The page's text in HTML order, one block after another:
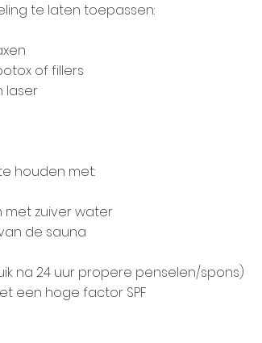
te laten toepassen:
of fillers
laser
houden met:
met zuiver water
de sauna
na 24 uur propere penselen/spons)
een hoge factor SPF